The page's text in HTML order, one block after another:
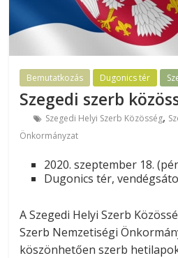
Bemutatkozás Dugonics tér
Szegedi szerb
Szegedi Helyi Szerb Közösség,
Önkormányzat
2020. szeptember 18.
Dugonics tér,
A Szegedi Helyi Szerb
Szerb Nemzetiségi
köszönhetően szerb